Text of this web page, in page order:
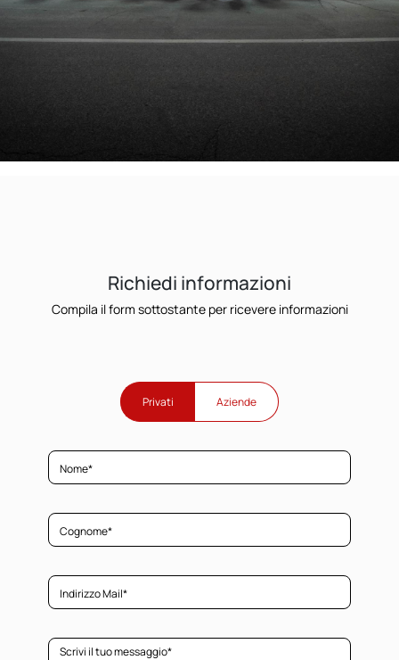
Richiedi informazioni
Compila il form sottostante per ricevere informazioni
Privati Aziende